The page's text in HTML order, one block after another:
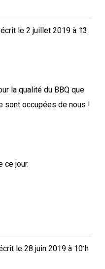
le2 juillet 2019 à 13
la qualité du BBQ que
sont occupées de nous !
ce jour.
...
le28 juin 2019 à 10 h
...
cette